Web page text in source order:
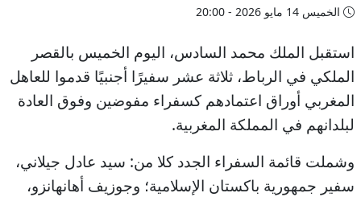
الخميس 14 مايو 2026 - 20:00
استقبل الملك محمد السادس، اليوم الخميس بالقصر
الملكي في الرباط، ثلاثة عشر سفيرًا أجنبيًا قدموا للعاهل
المغربي أوراق اعتمادهم كسفراء مفوضين وفوق العادة
لبلدانهم في المملكة المغربية.
وشملت قائمة السفراء الجدد كلا من: سيد عادل جيلاني،
سفير جمهورية باكستان الإسلامية؛ وجوزيف أهانهانزو،